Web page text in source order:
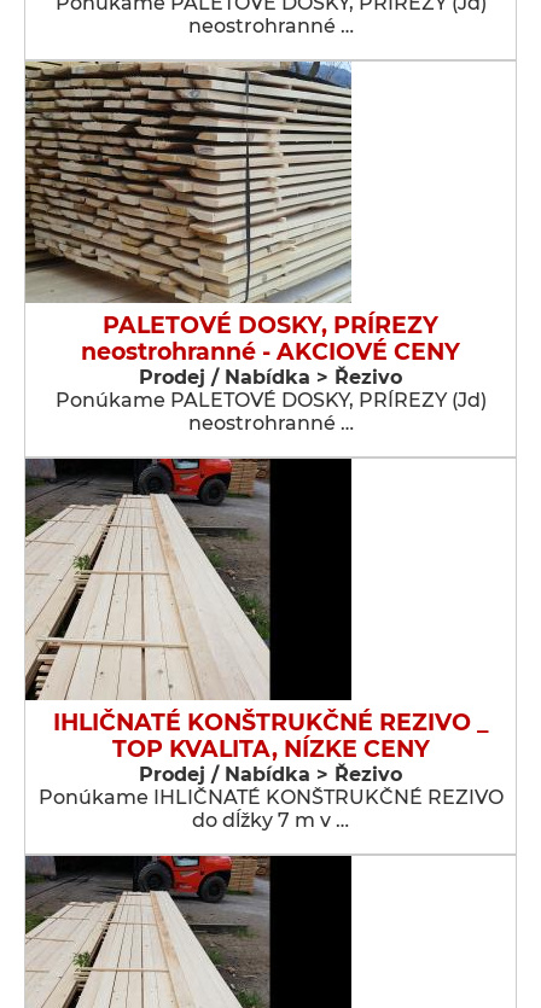
neostrohranné …
PALETOVÉ DOSKY, PRÍREZY
neostrohranné - AKCIOVÉ CENY
Prodej / Nabídka > Řezivo
Ponúkame PALETOVÉ DOSKY, PRÍREZY (Jd)
neostrohranné …
IHLIČNATÉ KONŠTRUKČNÉ REZIVO _
TOP KVALITA, NÍZKE CENY
Prodej / Nabídka > Řezivo
Ponúkame IHLIČNATÉ KONŠTRUKČNÉ REZIVO
do dĺžky 7 m v …